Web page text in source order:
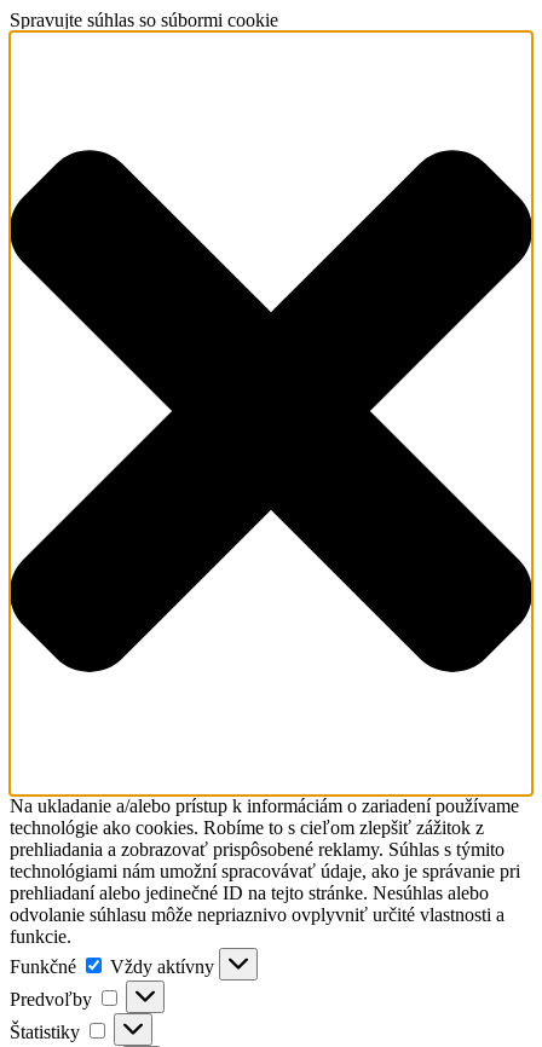
Spravujte súhlas so súbormi cookie
Na ukladanie a/alebo prístup k informáciám o zariadení používame
technológie ako cookies. Robíme to s cieľom zlepšiť zážitok z
prehliadania a zobrazovať prispôsobené reklamy. Súhlas s týmito
technológiami nám umožní spracovávať údaje, ako je správanie pri
prehliadaní alebo jedinečné ID na tejto stránke. Nesúhlas alebo
odvolanie súhlasu môže nepriaznivo ovplyvniť určité vlastnosti a
funkcie.
Funkčné
Funkčné
Vždy aktívny
Predvoľby
Predvoľby
Štatistiky Štatistiky